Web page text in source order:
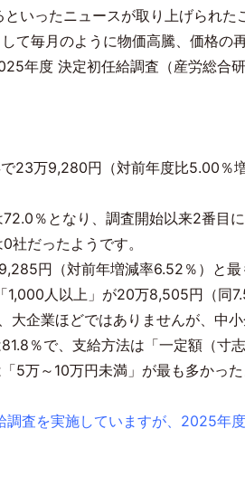
いったニュースが取り上げられ
て毎月のように物価高騰、価格の
年度 決定初任給調査（産労総合
23万9,280円（対前年度比5.00 ％
72.0 ％となり、調査開始以来2番目
0社だったようです。
9,285円（対前年増減率6.52 ％）と
1,000 人以上」が20万8,505円（同
大企業ほどではありませんが、中
81.8 ％で、支給方法は「一定額（寸
5万～ 10万円未満」が最も多かった
査を実施していますが、2025年